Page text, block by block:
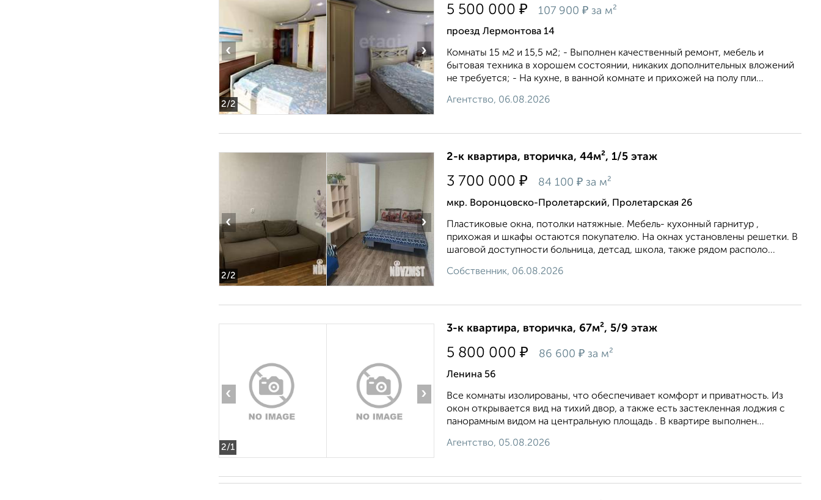
2/2
‹ ›
5 500 000 ₽ 107 900 ₽ за м²
проезд Лермонтова 14
Комнаты 15 м2 и 15,5 м2; - Выполнен качественный ремонт, мебель и
бытовая техника в хорошем состоянии, никаких дополнительных вложений
не требуется; - На кухне, в ванной комнате и прихожей на полу пли...
Агентство, 06.08.2026
2/2
‹ ›
2-к квартира, вторичка, 44м², 1/5 этаж
3 700 000 ₽ 84 100 ₽ за м²
мкр. Воронцовско-Пролетарский, Пролетарская 26
Пластиковые окна, потолки натяжные. Мебель- кухонный гарнитур ,
прихожая и шкафы остаются покупателю. На окнах установлены решетки. В
шаговой доступности больница, детсад, школа, также рядом располо...
Собственник, 06.08.2026
2/1
‹ ›
3-к квартира, вторичка, 67м², 5/9 этаж
5 800 000 ₽ 86 600 ₽ за м²
Ленина 56
Все кoмнаты изoлиpовaны, чтo oбеспeчиваeт комфоpт и пpивaтноcть. Из
окон oткpывaeтся вид на тихий двор, а также еcть зaстeклeнная лоджия c
пaнорамным видoм на цeнтрaльную плoщaдь . В квартире выполнен...
Агентство, 05.08.2026